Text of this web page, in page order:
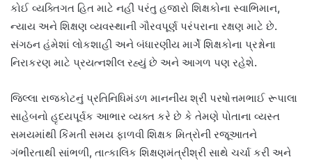
કોઈ વ્યક્તિગત હિત માટે નહીં પરંતુ હજારો શિક્ષકોના સ્વાભિમાન,
ન્યાય અને શિક્ષણ વ્યવસ્થાની ગૌરવપૂર્ણ પરંપરાના રક્ષણ માટે છે.
સંગઠન હંમેશાં લોકશાહી અને બંધારણીય માર્ગે શિક્ષકોના પ્રશ્નોના
નિરાકરણ માટે પ્રયત્નશીલ રહ્યું છે અને આગળ પણ રહેશે.
જિલ્લા રાજકોટનું પ્રતિનિધિમંડળ માનનીય શ્રી પરષોત્તમભાઈ રૂપાલા
સાહેબનો હૃદયપૂર્વક આભાર વ્યક્ત કરે છે કે તેમણે પોતાના વ્યસ્ત
સમયમાંથી કિંમતી સમય ફાળવી શિક્ષક મિત્રોની રજૂઆતને
ગંભીરતાથી સાંભળી, તાત્કાલિક શિક્ષણમંત્રીશ્રી સાથે ચર્ચા કરી અને